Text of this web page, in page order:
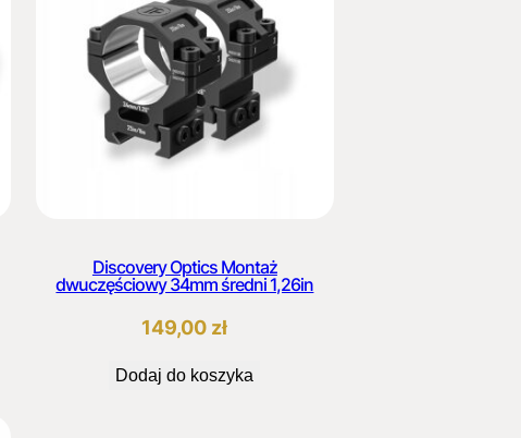
Discovery Optics Montaż
dwuczęściowy 34mm średni 1,26in
149,00 zł
Dodaj do koszyka